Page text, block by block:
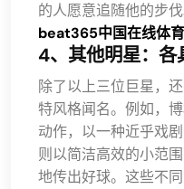
的人愿意追随他的步伐
beat365中国在线体
4、其他明星：各
除了以上三位巨星，
特风格闻名。例如，
动作，以一种近乎戏
则以简洁高效的小范
地传出好球。这些不